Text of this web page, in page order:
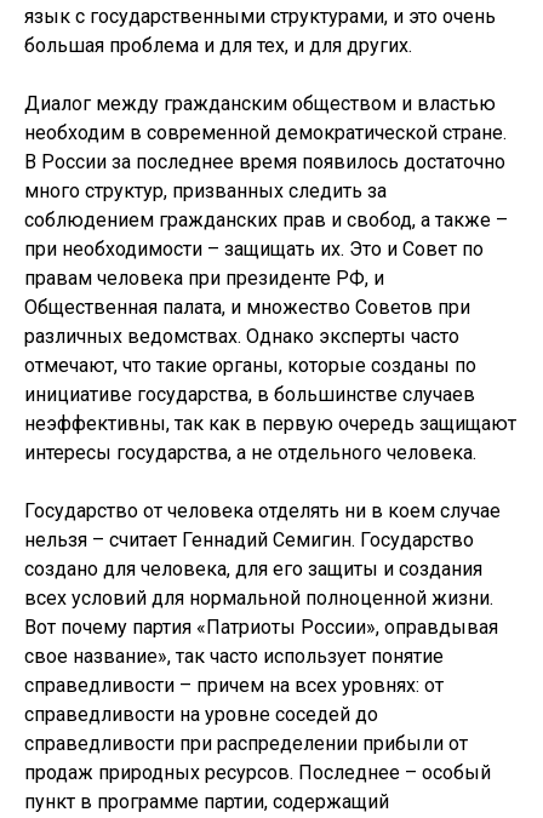
язык с государственными структурами, и это очень
большая проблема и для тех, и для других.
Диалог между гражданским обществом и властью
необходим в современной демократической стране.
В России за последнее время появилось достаточно
много структур, призванных следить за
соблюдением гражданских прав и свобод, а также –
при необходимости – защищать их. Это и Совет по
правам человека при президенте РФ, и
Общественная палата, и множество Советов при
различных ведомствах. Однако эксперты часто
отмечают, что такие органы, которые созданы по
инициативе государства, в большинстве случаев
неэффективны, так как в первую очередь защищают
интересы государства, а не отдельного человека.
Государство от человека отделять ни в коем случае
нельзя – считает Геннадий Семигин. Государство
создано для человека, для его защиты и создания
всех условий для нормальной полноценной жизни.
Вот почему партия «Патриоты России», оправдывая
свое название», так часто использует понятие
справедливости – причем на всех уровнях: от
справедливости на уровне соседей до
справедливости при распределении прибыли от
продаж природных ресурсов. Последнее – особый
пункт в программе партии, содержащий